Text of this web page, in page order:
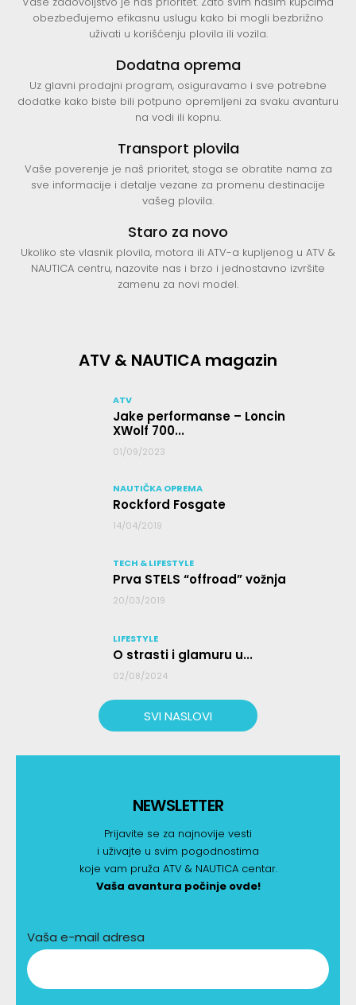
obezbeđujemo efikasnu uslugu kako bi mogli bezbrižno
uživati u korišćenju plovila ili vozila.
Dodatna oprema
Uz glavni prodajni program, osiguravamo i sve potrebne
dodatke kako biste bili potpuno opremljeni za svaku avanturu
na vodi ili kopnu.
Transport plovila
Vaše poverenje je naš prioritet, stoga se obratite nama za
sve informacije i detalje vezane za promenu destinacije
vašeg plovila.
Staro za novo
Ukoliko ste vlasnik plovila, motora ili ATV-a kupljenog u ATV &
NAUTICA centru, nazovite nas i brzo i jednostavno izvršite
zamenu za novi model.
ATV & NAUTICA magazin
ATV
Jake performanse – Loncin
XWolf 700...
01/09/2023
NAUTIČKA OPREMA
Rockford Fosgate
14/04/2019
TECH & LIFESTYLE
Prva STELS “offroad” vožnja
20/03/2019
LIFESTYLE
O strasti i glamuru u...
02/08/2024
SVI NASLOVI
NEWSLETTER
Prijavite se za najnovije vesti
i uživajte u svim pogodnostima
koje vam pruža ATV & NAUTICA centar.
Vaša avantura počinje ovde!
Vaša e-mail adresa